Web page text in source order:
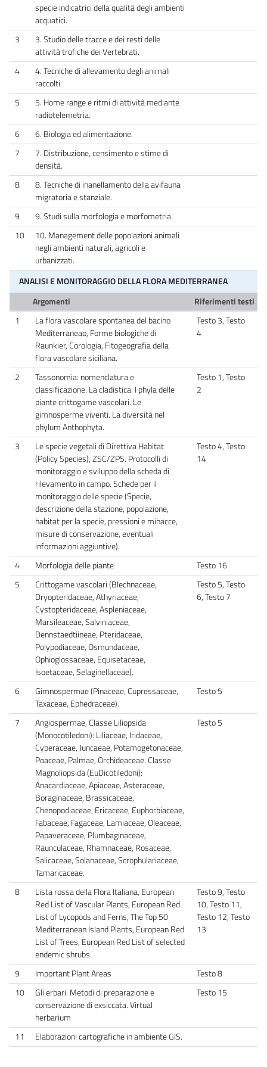
specie indicatrici della qualità degli ambienti
acquatici.
3
3. Studio delle tracce e dei resti delle
attività trofiche dei Vertebrati.
4
4. Tecniche di allevamento degli animali
raccolti.
5
5. Home range e ritmi di attività mediante
radiotelemetria.
6
6. Biologia ed alimentazione.
7
7. Distribuzione, censimento e stime di
densità.
8
8. Tecniche di inanellamento della avifauna
migratoria e stanziale.
9
9. Studi sulla morfologia e morfometria.
10
10. Management delle popolazioni animali
negli ambienti naturali, agricoli e
urbanizzati.
ANALISI E MONITORAGGIO DELLA FLORA MEDITERRANEA
Argomenti
Riferimenti testi
1
La flora vascolare spontanea del bacino
Mediterraneao, Forme biologiche di
Raunkier, Corologia, Fitogeografia della
flora vascolare siciliana.
Testo 3, Testo
4
2
Tassonomia: nomenclatura e
classificazione. La cladistica. I phyla delle
piante crittogame vascolari. Le
gimnosperme viventi. La diversità nel
phylum Anthophyta.
Testo 1, Testo
2
3
Le specie vegetali di Direttiva Habitat
(Policy Species), ZSC/ZPS. Protocolli di
monitoraggio e sviluppo della scheda di
rilevamento in campo. Schede per il
monitoraggio delle specie (Specie,
descrizione della stazione, popolazione,
habitat per la specie, pressioni e minacce,
misure di conservazione, eventuali
informazioni aggiuntive).
Testo 4, Testo
14
4 Morfologia delle piante
Testo 16
5
Crittogame vascolari (Blechnaceae,
Dryopteridaceae, Athyriaceae,
Cystopteridaceae, Aspleniaceae,
Marsileaceae, Salviniaceae,
Dennstaedtiineae, Pteridaceae,
Polypodiaceae, Osmundaceae,
Ophioglossaceae, Equisetaceae,
Isoetaceae, Selaginellaceae).
Testo 5, Testo
6, Testo 7
6
Gimnospermae (Pinaceae, Cupressaceae,
Taxaceae, Ephedraceae).
Testo 5
7
Angiospermae, Classe Liliopsida
(Monocotiledoni): Liliaceae, Iridaceae,
Cyperaceae, Juncaeae, Potamogetonaceae,
Poaceae, Palmae, Orchideaceae. Classe
Magnoliopsida (EuDicotiledoni):
Anacardiaceae, Apiaceae, Asteraceae,
Boraginaceae, Brassicaceae,
Chenopodiaceae, Ericaceae, Euphorbiaceae,
Fabaceae, Fagaceae, Lamiaceae, Oleaceae,
Papaveraceae, Plumbaginaceae,
Raunculaceae, Rhamnaceae, Rosaceae,
Salicaceae, Solanaceae, Scrophulariaceae,
Tamaricaceae.
Testo 5
8
Lista rossa della Flora Italiana, European
Red List of Vascular Plants, European Red
List of Lycopods and Ferns, The Top 50
Mediterranean Island Plants, European Red
List of Trees, European Red List of selected
endemic shrubs.
Testo 9, Testo
10, Testo 11,
Testo 12, Testo
13
9 Important Plant Areas
Testo 8
10
Gli erbari. Metodi di preparazione e
conservazione di exsiccata. Virtual
herbarium
Testo 15
11 Elaborazioni cartografiche in ambiente GIS.